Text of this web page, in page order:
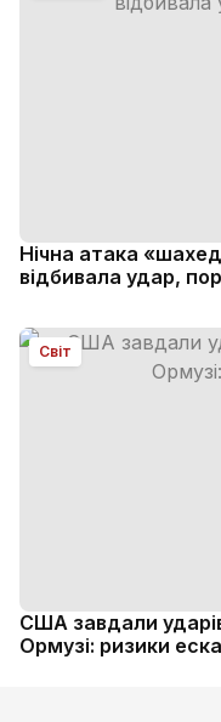
Нічна атака
відбивала удар,
Світ
США завдали
Ормузі: ризики